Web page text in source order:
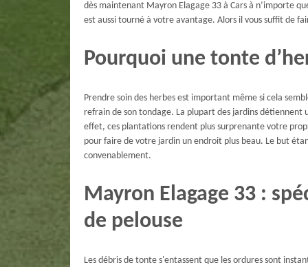
dès maintenant Mayron Elagage 33 à Cars à n’importe
est aussi tourné à votre avantage. Alors il vous suffit de
Pourquoi une tonte
Prendre soin des herbes est important même si cela
refrain de son tondage. La plupart des jardins
effet, ces plantations rendent plus surprenante votre
pour faire de votre jardin un endroit plus beau. Le but
convenablement.
Mayron Elagage 33 :
de pelouse
Les débris de tonte s'entassent que les ordures sont